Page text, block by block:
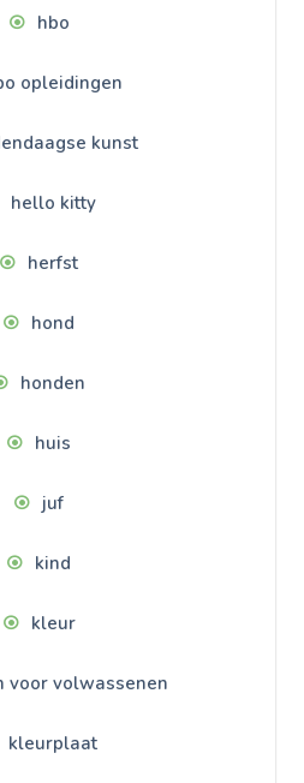
hbo
opleidingen
kunst
hello kitty
herfst
hond
honden
huis
juf
kind
kleur
voor volwassenen
kleurplaat